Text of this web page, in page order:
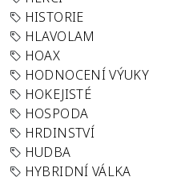
HISTORIE
HLAVOLAM
HOAX
HODNOCENÍ VÝUKY
HOKEJISTÉ
HOSPODA
HRDINSTVÍ
HUDBA
HYBRIDNÍ VÁLKA